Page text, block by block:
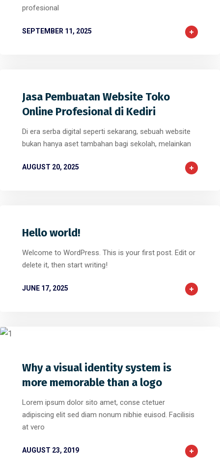
profesional
SEPTEMBER 11, 2025
Jasa Pembuatan Website Toko
Online Profesional di Kediri
Di era serba digital seperti sekarang, sebuah website
bukan hanya aset tambahan bagi sekolah, melainkan
AUGUST 20, 2025
Hello world!
Welcome to WordPress. This is your first post. Edit or
delete it, then start writing!
JUNE 17, 2025
Why a visual identity system is
more memorable than a logo
Lorem ipsum dolor sito amet, conse ctetuer
adipiscing elit sed diam nonum nibhie euisod. Facilisis
at vero
AUGUST 23, 2019